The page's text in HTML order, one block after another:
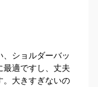
、ショルダーバッ
最適ですし、丈夫
。大きすぎないの